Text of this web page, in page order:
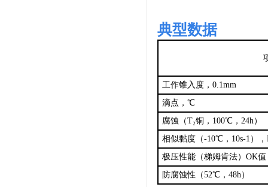
典型数据
工作锥入度，0.1mm
滴点，℃
腐蚀（T₂铜，100℃，24h）
相似黏度（-10℃，10s-1 ），
极压性能（梯姆肯法）OK值
防腐蚀性（52℃，48h）